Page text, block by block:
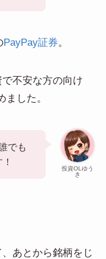
PayPay証券。
不安な方の向け
した。
投資OLゆう
き
でも
あとから銘柄をじ